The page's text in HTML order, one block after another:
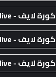
كورة لايف - koora live
كورة لايف - koora live
كورة لايف - koora live